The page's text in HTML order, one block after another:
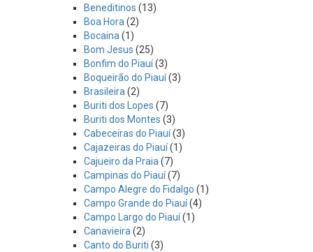
Beneditinos (13)
Boa Hora (2)
Bocaina (1)
Bom Jesus (25)
Bonfim do Piauí(3)
Boqueirão do Piauí(3)
Brasileira (2)
Buriti dos Lopes (7)
Buriti dos Montes (3)
Cabeceiras do Piauí(3)
Cajazeiras do Piauí(1)
Cajueiro da Praia (7)
Campinas do Piauí(7)
Campo Alegre do Fidalgo (1)
Campo Grande do Piauí(4)
Campo Largo do Piauí(1)
Canavieira (2)
Canto do Buriti (3)